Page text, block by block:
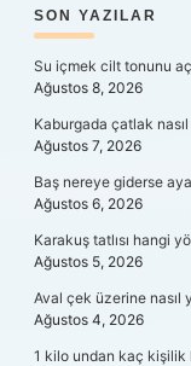
SON YAZILAR
Su içmek cilt tonunu
Ağustos 8, 2026
Kaburgada çatlak
Ağustos 7, 2026
Baş nereye giderse
Ağustos 6, 2026
Karakuş tatlısı hangi
Ağustos 5, 2026
Aval çek üzerine nasıl
Ağustos 4, 2026
1 kilo undan kaç kişilik